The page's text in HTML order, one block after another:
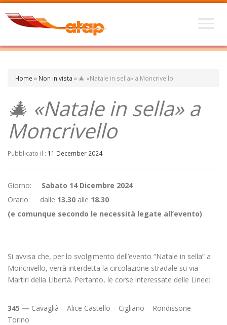
Home » Non in vista » 🎄 «Natale in sella» a Moncrivello
🎄 «Natale in sella» a
Moncrivello
Pubblicato il : 11 December 2024
Giorno: Sabato 14 Dicembre 2024
Orario: dalle 13.30 alle 18.30
(e comunque secondo le necessità legate all’evento)
Si avvisa che, per lo svolgimento dell’evento “Natale in sella” a
Moncrivello, verrà interdetta la circolazione stradale su via
Martiri della Libertà. Pertanto, le corse interessate delle Linee:
345 — Cavaglià – Alice Castello – Cigliano – Rondissone –
Torino